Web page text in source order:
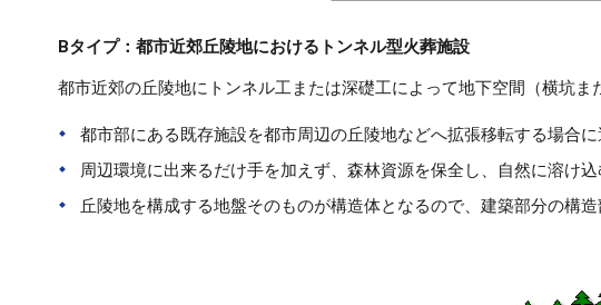
Bタイプ：都市近郊丘陵地におけるトンネル型火葬施設
都市近郊の丘陵地にトンネル工または深礎工によって地下空間（横坑
都市部にある既存施設を都市周辺の丘陵地などへ拡張移転する場合に
周辺環境に出来るだけ手を加えず、森林資源を保全し、自然に溶け込
丘陵地を構成する地盤そのものが構造体となるので、建築部分の構造